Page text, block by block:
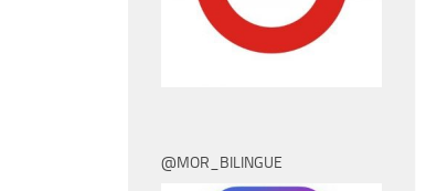
@MOR_BILINGUE